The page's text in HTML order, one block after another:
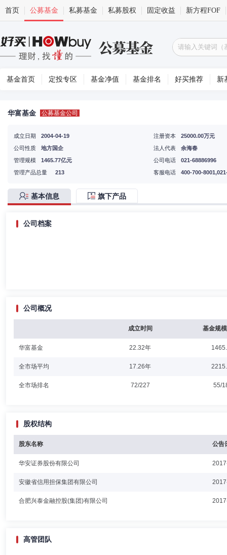
首页 公募基金 私募基金 私募股权 固定收益 新方程FOF
基金首页 定投专区 基金净值 基金排名 好买推荐 新
华富基金 公募基金公司
成立日期
2004-04-19
公司性质
地方国企
注册资本
25000.00万元
法人代表
余海春
管理规模
1465.77亿元
管理产品总量
213
公司电话
021-68886996
客服电话
400-700-
基本信息 旗下产品
公司档案
公司概况
成立时间 基金规
华富基金 22.32年
全市场平均 17.26年
全市场排名 72/227 55/
股权结构
股东名称 公告
华安证券股份有限公司
安徽省信用担保集团有限公司
合肥兴泰金融控股(集团)有限公司
高管团队